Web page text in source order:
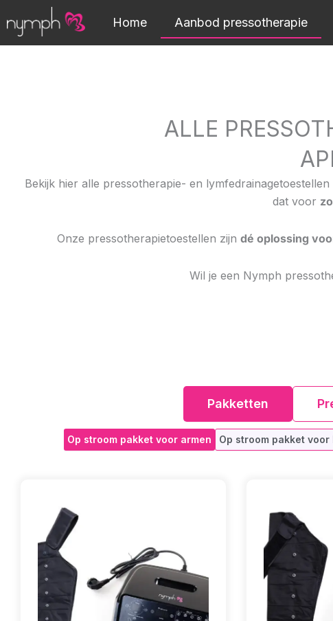
naar
de
Home Aanbod pressotherapie
ALLE
Bekijk hier alle pressotherapie- en
dat voor
Onze pressotherapietoestellen zijn dé oplossing
Wil je een Nymph
Pakketten
Op stroom pakket voor armen Op stroom pakket voor